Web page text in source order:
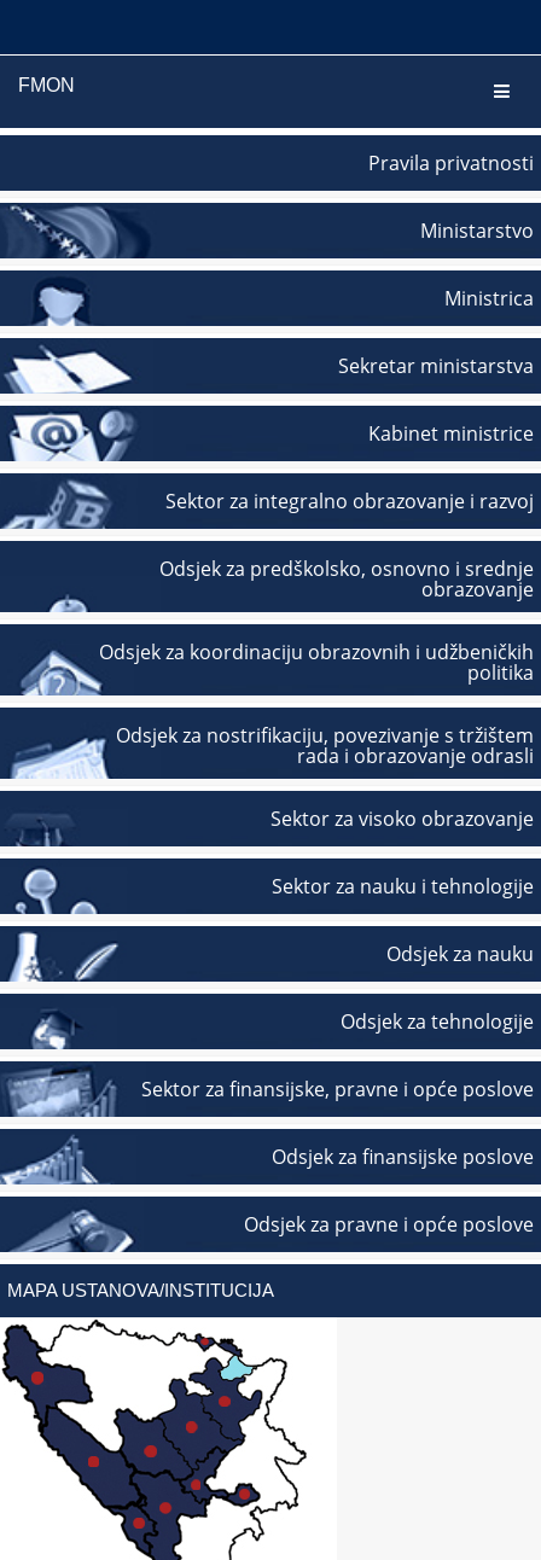
FMON
Pravila privatnosti
Ministarstvo
Ministrica
Sekretar ministarstva
Kabinet ministrice
Sektor za integralno obrazovanje i razvoj
Odsjek za predškolsko, osnovno i srednje
obrazovanje
Odsjek za koordinaciju obrazovnih i udžbeničkih
politika
Odsjek za nostrifikaciju, povezivanje s tržištem
rada i obrazovanje odrasli
Sektor za visoko obrazovanje
Sektor za nauku i tehnologije
Odsjek za nauku
Odsjek za tehnologije
Sektor za finansijske, pravne i opće poslove
Odsjek za finansijske poslove
Odsjek za pravne i opće poslove
MAPA USTANOVA/INSTITUCIJA